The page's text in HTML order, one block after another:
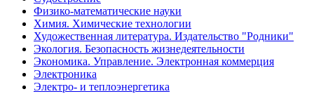
Физико-математические науки
Химия. Химические технологии
Художественная литература. Издательство "Родники"
Экология. Безопасность жизнедеятельности
Экономика. Управление. Электронная коммерция
Электроника
Электро- и теплоэнергетика